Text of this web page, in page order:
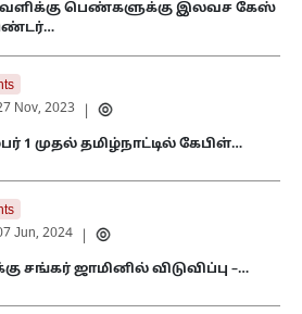
பெண்களுக்கு இலவச கேஸ்
Nov, 2023
1 முதல் தமிழ்நாட்டில் கேபிள்…
Jun, 2024
சங்கர் ஜாமினில் விடுவிப்பு –…